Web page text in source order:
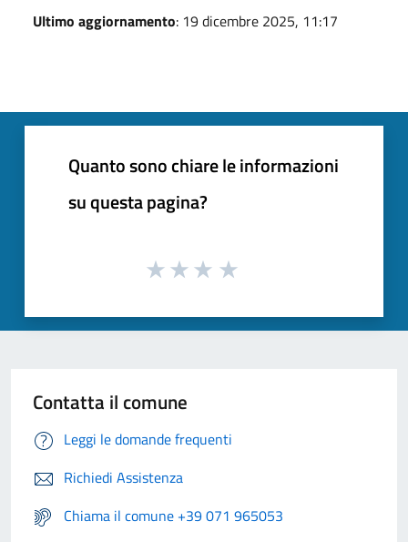
Ultimo aggiornamento: 19 dicembre 2025, 11:17
Quanto sono chiare le informazioni
su questa pagina?
Contatta il comune
Leggi le domande frequenti
Richiedi Assistenza
Chiama il comune +39 071 965053